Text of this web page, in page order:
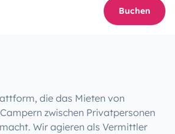
Buchen
die das Mieten von
zwischen Privatpersonen
Wir agieren als Vermittler